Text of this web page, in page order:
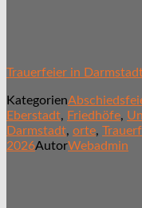
Trauerfeier in
Kategorien
Eberstadt, Friedhöfe,
Darmstadt, orte,
2026AutorWebadmin